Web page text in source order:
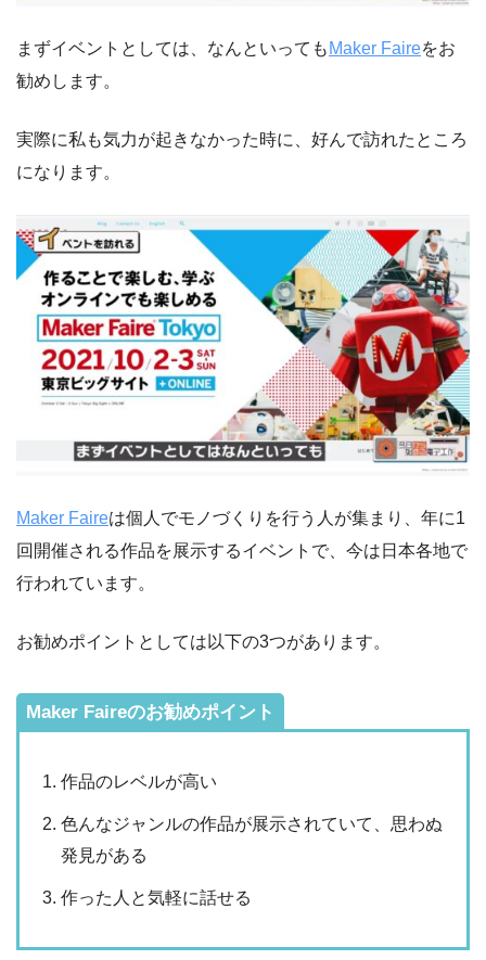
まずイベントとしては、なんといっても Maker Faireをお
勧めします。
実際に私も気力が起きなかった時に、好んで訪れたところ
になります。
Maker Faireは個人でモノづくりを行う人が集まり、年に1
回開催される作品を展示するイベントで、今は日本各地で
行われています。
お勧めポイントとしては以下の3つがあります。
Maker Faireのお勧めポイント
作品のレベルが高い
色んなジャンルの作品が展示されていて、思わぬ
発見がある
作った人と気軽に話せる